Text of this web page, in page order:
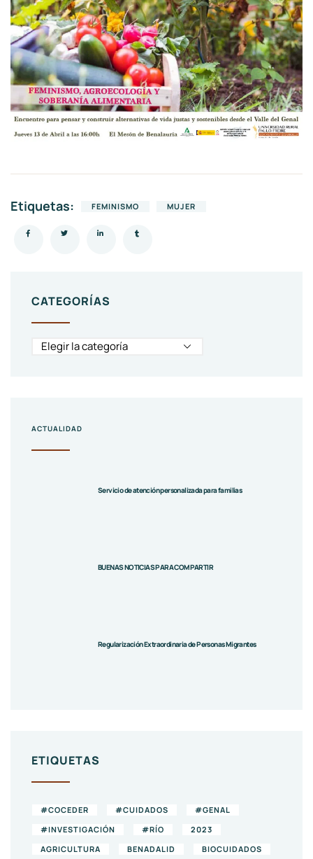
Etiquetas: FEMINISMO MUJER
CATEGORÍAS
ACTUALIDAD
Servicio de atención personalizada para familias
BUENAS NOTICIAS PARA COMPARTIR
Regularización Extraordinaria de Personas Migrantes
ETIQUETAS
#COCEDER #CUIDADOS
#GENAL
#INVESTIGACIÓN
#RÍO
2023
AGRICULTURA
BENADALID
BIOCUIDADOS